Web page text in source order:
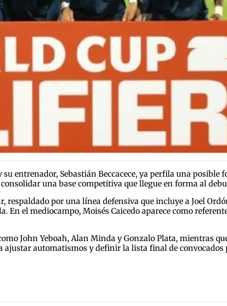
entrenador, Sebastián Beccacece, ya perfila una
una base competitiva que llegue en forma al
por una línea defensiva que incluye a Joel
el mediocampo, Moisés Caicedo aparece como
John Yeboah, Alan Minda y Gonzalo Plata, mientras
automatismos y definir la lista final de convocados